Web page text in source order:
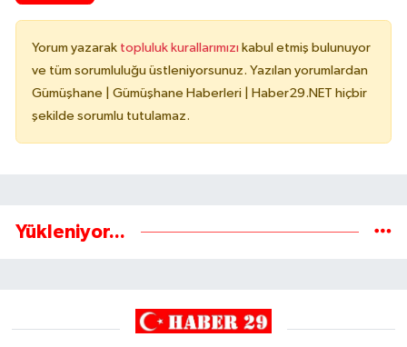
Yorum yazarak topluluk kurallarımızı kabul etmiş bulunuyor
ve tüm sorumluluğu üstleniyorsunuz. Yazılan yorumlardan
Gümüşhane | Gümüşhane Haberleri | Haber29.NET hiçbir
şekilde sorumlu tutulamaz.
Yükleniyor...